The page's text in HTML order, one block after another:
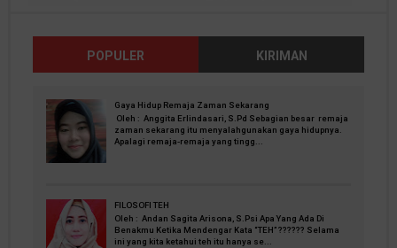
POPULER KIRIMAN
Gaya Hidup Remaja Zaman Sekarang
Oleh : Anggita Erlindasari, S.Pd Sebagian besar remaja
zaman sekarang itu menyalahgunakan gaya hidupnya.
Apalagi remaja-remaja yang tingg...
FILOSOFI TEH
Oleh : Andan Sagita Arisona, S.Psi Apa Yang Ada Di
Benakmu Ketika Mendengar Kata “TEH” ?????? Selama
ini yang kita ketahui teh itu hanya se...